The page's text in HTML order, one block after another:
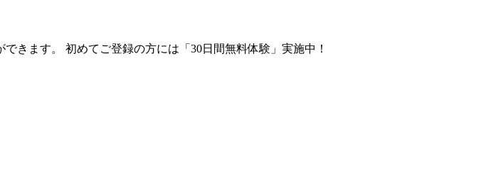
きます。 初めてご登録の方には「30日間無料体験」実施中！